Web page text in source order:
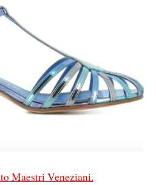
Maestri Veneziani.